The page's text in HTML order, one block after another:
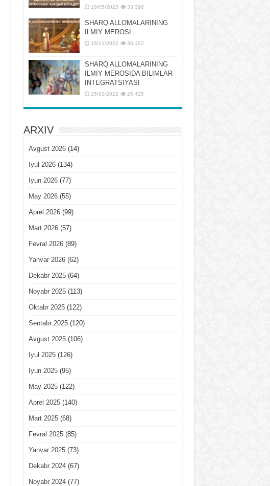
18/05/2023 33,396
SHARQ ALLOMALARINING
ILMIY MEROSI
16/11/2022 30,162
SHARQ ALLOMALARINING
ILMIY MЕROSIDA BILIMLAR
INTЕGRATSIYASI
25/02/2022 25,425
ARXIV
Avgust 2026(14)
Iyul 2026(134)
Iyun 2026(77)
May 2026(55)
Aprel 2026(99)
Mart 2026(57)
Fevral 2026(89)
Yanvar 2026(62)
Dekabr 2025(64)
Noyabr 2025(113)
Oktabr 2025(122)
Sentabr 2025(120)
Avgust 2025(106)
Iyul 2025(126)
Iyun 2025(95)
May 2025(122)
Aprel 2025(140)
Mart 2025(68)
Fevral 2025(85)
Yanvar 2025(73)
Dekabr 2024(67)
Noyabr 2024(77)